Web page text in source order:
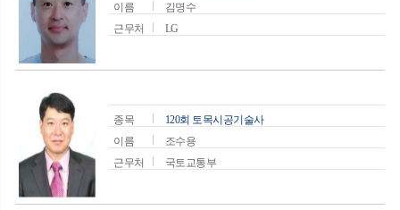
이름
김명수
근무처
LG
종목
120회 토목시공기술사
이름
조수용
근무처
국토교통부